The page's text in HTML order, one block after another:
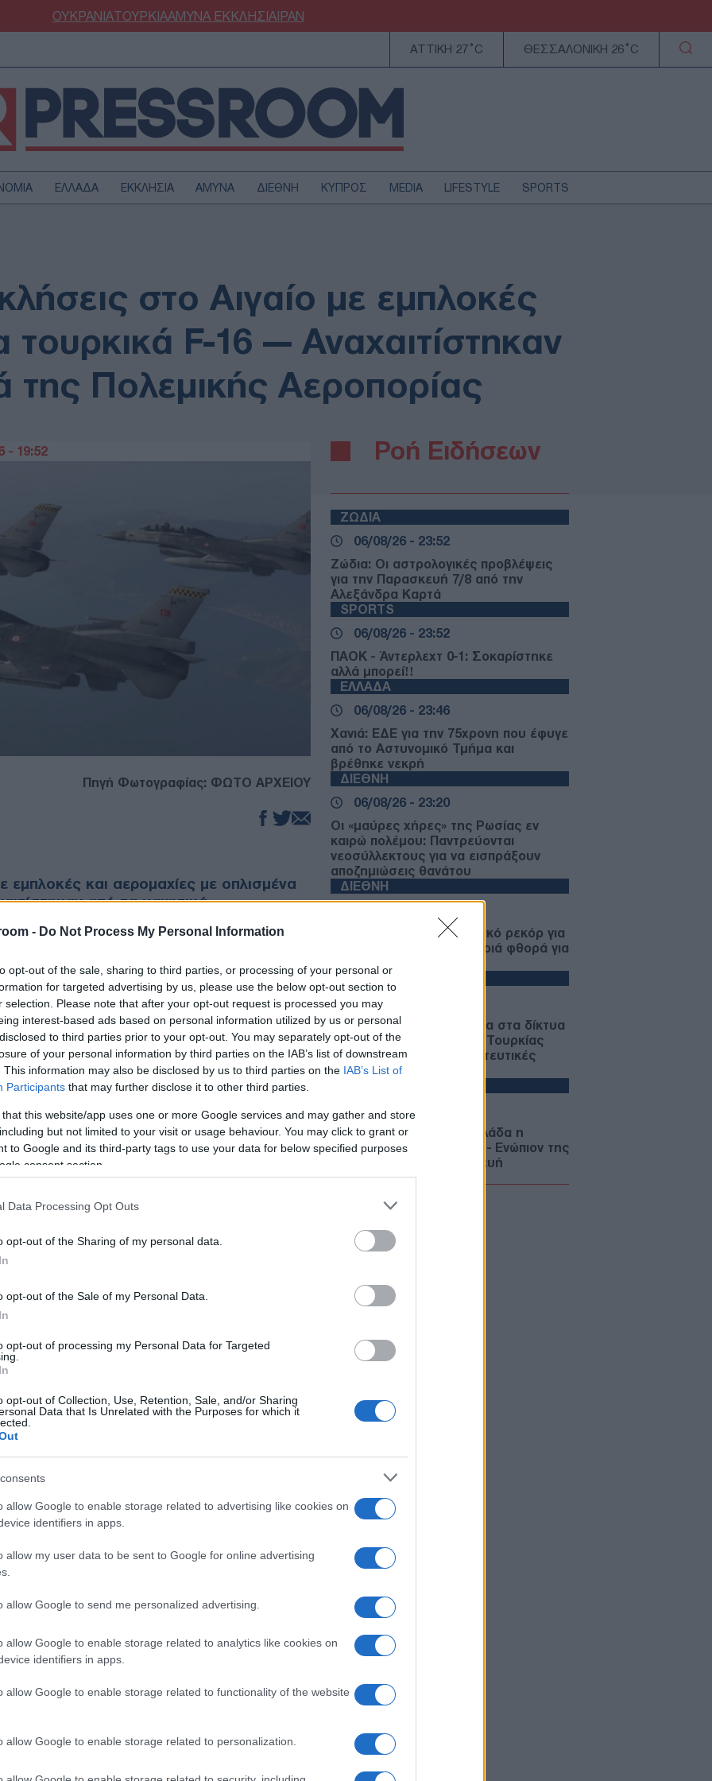
- Do Not Process My Personal Information
opt-out of the sale, sharing to third parties, or processing of your personal or
for targeted advertising by us, please use the below opt-out section to
selection. Please note that after your opt-out request is processed you may
interest-based ads based on personal information utilized by us or personal
to third parties prior to your opt-out. You may separately opt-out of the
of your personal information by third parties on the IAB’s list of downstream
This information may also be disclosed by us to third parties on the IAB’s List of
Participants that may further disclose it to other third parties.
that this website/app uses one or more Google services and may gather and store
but not limited to your visit or usage behaviour. You may click to grant or
to Google and its third-party tags to use your data for below specified purposes
consent section.
Data Processing Opt Outs
opt-out of the Sharing of my personal data.
opt-out of the Sale of my Personal Data.
opt-out of processing my Personal Data for Targeted
opt-out of Collection, Use, Retention, Sale, and/or Sharing
Data that Is Unrelated with the Purposes for which it
allow Google to enable storage related to advertising like cookies on
identifiers in apps.
allow my user data to be sent to Google for online advertising
allow Google to send me personalized advertising.
allow Google to enable storage related to analytics like cookies on
identifiers in apps.
allow Google to enable storage related to functionality of the website
allow Google to enable storage related to personalization.
ΟΥΚΡΑΝΙΑΤΟΥΡΚΙΑΑΜΥΝΑΕΚΚΛΗΣΙΑΙΡΑΝ
ΑΤΤΙΚΗ 27°C ΘΕΣΣΑΛΟΝΙΚΗ 26°C
ΕΛΛΑΔΑ ΕΚΚΛΗΣΙΑ ΑΜΥΝΑ ΔΙΕΘΝΗ ΚΥΠΡΟΣ MEDIA LIFESTYLE SPORTS
ΥΓΕΙΑ
ΤΕΧΝΟΛΟΓΙΑ
ΑΡΘΡΟΓΡΑΦΙΑ
στο Αιγαίο με εμπλοκές
τουρκικά F-16 — Αναχαιτίστηκαν
της Πολεμικής Αεροπορίας
- 19:52
Πηγή Φωτογραφίας: ΦΩΤΟ ΑΡΧΕΙΟΥ
εμπλοκές και αερομαχίες με οπλισμένα
από τα μαχητικά
Αεροπορίας, περιλάμβανε το
αναβαθμισμένων έκνομων
των προηγούμενων της 2 Ιουνίου
στοιχεία που δημοσιοποιήθηκαν πριν
«ποιοτικά αναβαθμισμένες», καθώς σε
πέταγε στο τουρκικό οπλοστάσιο,
F-16! Ελικόπτερα, αεροσκάφος
Αεροοχήματα (UAV) και τα F-16, που
πάντα με τα στοιχεία του ΓΕΕΘΑ, σήμερα, 2
F-16, καθώς και 5 μεμονωμένα
επιχειρήσεων τύπου ATR-72 Meltem II,
9 αεροσκάφη, από τα οποία τα 2 F-16
8 παραβάσεις των Κανόνων Εναερίου
και 9 παραβιάσεις του Εθνικού Εναερίου
και Νοτιοανατολικό Αιγαίο.
Ροή Ειδήσεων
ΖΩΔΙΑ
06/08/26 - 23:52
Ζώδια: Οι αστρολογικές προβλέψεις
για την Παρασκευή 7/8 από την
Αλεξάνδρα Καρτά
SPORTS
06/08/26 - 23:52
ΠΑΟΚ - Άντερλεχτ 0-1: Σοκαρίστηκε
αλλά μπορεί!!
ΕΛΛΑΔΑ
06/08/26 - 23:46
Χανιά: ΕΔΕ για την 75χρονη που έφυγε
από το Αστυνομικό Τμήμα και
βρέθηκε νεκρή
ΔΙΕΘΝΗ
06/08/26 - 23:20
Οι «μαύρες χήρες» της Ρωσίας εν
καιρώ πολέμου: Παντρεύονται
νεοσύλλεκτους για να εισπράξουν
αποζημιώσεις θανάτου
ΔΙΕΘΝΗ
Γερμανία: Νέο δημοσκοπικό ρεκόρ για
το ακροδεξιό AfD και βαριά φθορά για
τον Μερτς
ΤΟΥΡΚΙΑ
06/08/26 - 22:47
Από τα πλαστά διαβατήρια στα δίκτυα
διακίνησης: Ο ρόλος της Τουρκίας
στις σύγχρονες μεταναστευτικές
διαδρομές
06/08/26 - 22:34
Marfin: Έφθασε στην Ελλάδα η
46χρονη κατηγορούμενη - Ενώπιον της
Εισαγγελίας την Παρασκευή
ΑΜΥΝΑ
06/08/26 - 22:26
κατασκευή του πρώτου ελληνικού
σύγχρονου δασοπυροσβεστικού
ΑΜΥΝΑ
06/08/26 - 22:17
προκλήσεις στο Αιγαίο, με οπλισμένα
F-16, εμπλοκή, UAV και ATR-72!
06/08/26 - 22:13
Κλήρωση Τζόκερ 3102 (6/8/2026):
κερδίζουν
Fars: Το Ιρανικό κοινοβούλιο εξετάζει
αμερικανικών και ισραηλινών πλοίων
από το Ορμούζ
06/08/26 - 21:31
αυτοψίες σε πληγείσες περιοχές -
Ακατάλληλα κρίθηκαν 118 κτήρια
06/08/26 - 21:07
από σύγκρουση τραμπ στο
Γκελζενκίρχεν - Σε σοβαρή
ΔΙΕΘΝΗ